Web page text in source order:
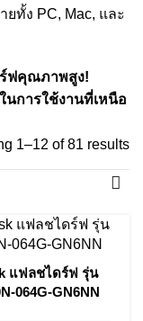
ทั้ง PC, Mac, และ
ฟคุณภาพสูง!
การใช้งานที่เหนือ
1–12 of 81 results
by
แฟลชไดร์ฟ รุ่น
064G-GN6NN